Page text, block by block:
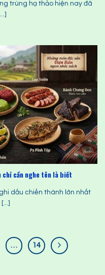
trùng hạ thảo hiện nay đã
chỉ cần nghe tên là biết
dấu chiến thành lớn nhất
… 14